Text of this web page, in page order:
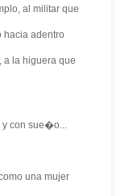
al militar que
hacia adentro
a la higuera que
y con sue�o...
una mujer